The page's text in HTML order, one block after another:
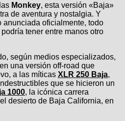
Monkey, esta versión «Baja»
de aventura y nostalgia. Y
anunciada oficialmente, todo
tener entre manos otro
según medios especializados,
una versión off-road que
a las míticas XLR 250 Baja,
que se hicieron un
1000, la icónica carrera
desierto de Baja California, en